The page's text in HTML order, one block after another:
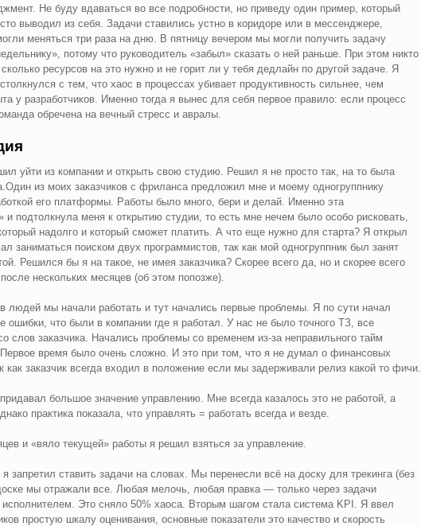
Не буду вдаваться во все подробности, но приведу один пример, который
выводил из себя. Задачи ставились устно в коридоре или в мессенджере,
меняться три раза на дню. В пятницу вечером мы могли получить задачу
потому что руководитель «забыл» сказать о ней раньше. При этом никто
ресурсов на это нужно и не горит ли у тебя дедлайн по другой задаче. Я
с тем, что хаос в процессах убивает продуктивность сильнее, чем
у разработчиков. Именно тогда я вынес для себя первое правило: если процесс
обречена на вечный стресс и авралы.
уйти из компании и открыть свою студию. Решил я не просто так, на то была
из моих заказчиков с фриланса предложил мне и моему одногруппнику
его платформы. Работы было много, бери и делай. Именно эта
и подтолкнула меня к открытию студии, то есть мне нечем было особо рисковать,
надолго и который сможет платить. А что еще нужно для старта? Я открыл
заниматься поиском двух программистов, так как мой одногруппник был занят
Решился бы я на такое, не имея заказчика? Скорее всего да, но и скорее всего
нескольких месяцев (об этом попозже).
людей мы начали работать и тут начались первые проблемы. Я по сути начал
ошибки, что были в компании где я работал. У нас не было точного ТЗ, все
слов заказчика. Начались проблемы со временем из‑за неправильного тайм
время было очень сложно. И это при том, что я не думал о финансовых
как заказчик всегда входил в положение если мы задерживали релиз какой то фичи.
большое значение управлению. Мне всегда казалось это не работой, а
практика показала, что управлять = работать всегда и везде.
и «вяло текущей» работы я решил взяться за управление.
запретил ставить задачи на словах. Мы перенесли всё на доску для трекинга (без
мы отражали все. Любая мелочь, любая правка — только через задачи
Это сняло 50% хаоса. Вторым шагом стала система KPI. Я ввел
простую шкалу оценивания, основные показатели это качество и скорость